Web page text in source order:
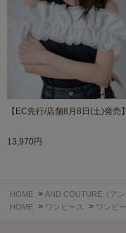
【EC先行/店舗8月8日(土)発
13,970円
HOME > AND COUTURE（アン
HOME > ワンピース > ワンピ